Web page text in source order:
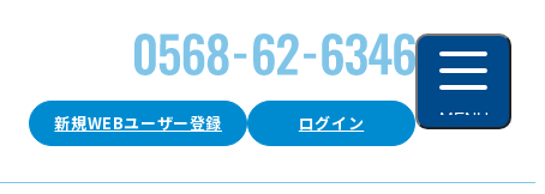
新規WEBユーザー登録 ログイン MENU